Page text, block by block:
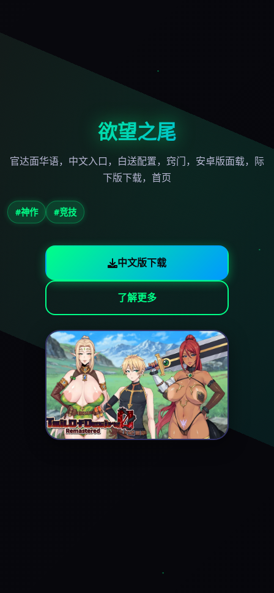
欲望之尾
官达面华语，中文入口，白送配置，窍门，安卓版面载，际
下版下载，首页
#神作 #竞技
中文版下载
了解更多